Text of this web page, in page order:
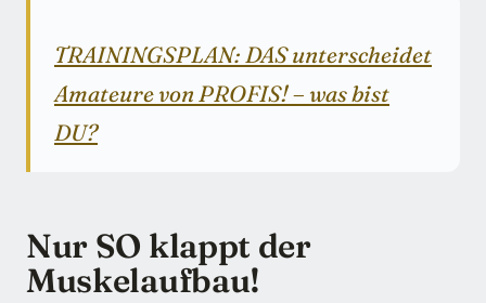
TRAININGSPLAN: DAS unterscheidet
Amateure von PROFIS! – was bist
DU?
Nur SO klappt der
Muskelaufbau!